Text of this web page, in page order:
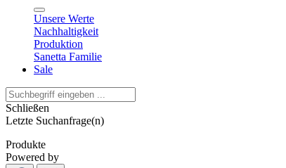
Unsere Werte
Nachhaltigkeit
Produktion
Sanetta Familie
Sale
Schließen
Letzte Suchanfrage(n)
Produkte
Powered by